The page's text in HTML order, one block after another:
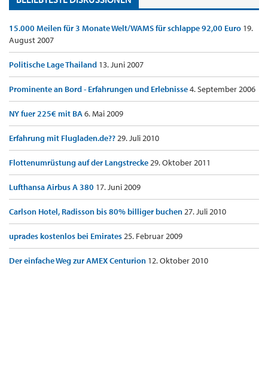
15.000 Meilen für 3 Monate Welt/WAMS für schlappe 92,00 Euro 19.
August 2007
Politische Lage Thailand 13. Juni 2007
Prominente an Bord - Erfahrungen und Erlebnisse4. September 2006
NY fuer 225€ mit BA6. Mai 2009
Erfahrung mit Flugladen.de??29. Juli 2010
Flottenumrüstung auf der Langstrecke29. Oktober 2011
Lufthansa Airbus A 380 17. Juni 2009
Carlson Hotel, Radisson bis 80% billiger buchen27. Juli 2010
uprades kostenlos bei Emirates25. Februar 2009
Der einfache Weg zur AMEX Centurion 12. Oktober 2010